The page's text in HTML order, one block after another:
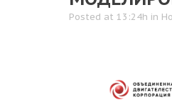
Posted at 13:24h in